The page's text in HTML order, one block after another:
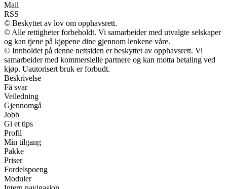
Mail
RSS
© Beskyttet av lov om opphavsrett.
© Alle rettigheter forbeholdt. Vi samarbeider med utvalgte selskaper
og kan tjene på kjøpene dine gjennom lenkene våre.
© Innholdet på denne nettsiden er beskyttet av opphavsrett. Vi
samarbeider med kommersielle partnere og kan motta betaling ved
kjøp. Uautorisert bruk er forbudt.
Beskrivelse
Få svar
Veiledning
Gjennomgå
Jobb
Gi et tips
Profil
Min tilgang
Pakke
Priser
Fordelspoeng
Moduler